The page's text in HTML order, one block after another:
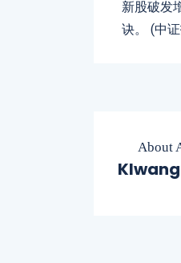
新股破发
诀。 (中
About
Klwang